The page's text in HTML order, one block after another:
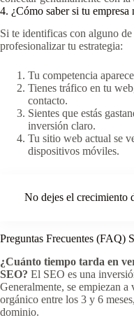
4. ¿Cómo saber si tu
Si te identificas con alguno
profesionalizar tu estrategia:
Tu competencia
Tienes tráfico en tu
contacto.
Sientes que estás
inversión claro.
Tu sitio web actual se
dispositivos móviles.
No dejes el crecimiento
Preguntas Frecuentes (FAQ)
¿Cuánto tiempo tarda en
SEO? El SEO es una
Generalmente, se empiezan
orgánico entre los 3 y 6
dominio.